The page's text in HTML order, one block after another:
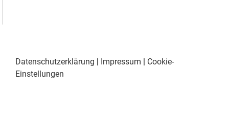
Datenschutzerklärung | Impressum | Cookie-
Einstellungen